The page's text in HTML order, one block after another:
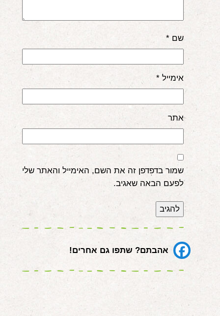
שם *
אימייל *
אתר
שמור בדפדפן זה את השם, האימייל והאתר שלי
לפעם הבאה שאגיב.
אהבתם? שתפו גם אחרים!